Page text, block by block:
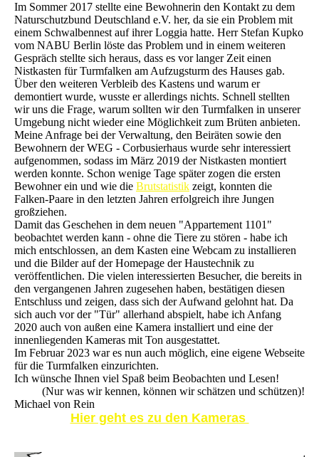
Im Sommer 2017 stellte eine Bewohnerin den Kontakt zu dem
Naturschutzbund Deutschland e.V. her, da sie ein Problem mit
einem Schwalbennest auf ihrer Loggia hatte. Herr Stefan Kupko
vom NABU Berlin löste das Problem und in einem weiteren
Gespräch stellte sich heraus, dass es vor langer Zeit einen
Nistkasten für Turmfalken am Aufzugsturm des Hauses gab.
Über den weiteren Verbleib des Kastens und warum er
demontiert wurde, wusste er allerdings nichts. Schnell stellten
wir uns die Frage, warum sollten wir den Turmfalken in unserer
Umgebung nicht wieder eine Möglichkeit zum Brüten anbieten.
Meine Anfrage bei der Verwaltung, den Beiräten sowie den
Bewohnern der WEG - Corbusierhaus wurde sehr interessiert
aufgenommen, sodass im März 2019 der Nistkasten montiert
werden konnte. Schon wenige Tage später zogen die ersten
Bewohner ein und wie die Brutstatistik zeigt, konnten die
Falken-Paare in den letzten Jahren erfolgreich ihre Jungen
großziehen.
Damit das Geschehen in dem neuen "Appartement 1101"
beobachtet werden kann - ohne die Tiere zu stören - habe ich
mich entschlossen, an dem Kasten eine Webcam zu installieren
und die Bilder auf der Homepage der Haustechnik zu
veröffentlichen. Die vielen interessierten Besucher, die bereits in
den vergangenen Jahren zugesehen haben, bestätigen diesen
Entschluss und zeigen, dass sich der Aufwand gelohnt hat. Da
sich auch vor der "Tür" allerhand abspielt, habe ich Anfang
2020 auch von außen eine Kamera installiert und eine der
innenliegenden Kameras mit Ton ausgestattet.
Im Februar 2023 war es nun auch möglich, eine eigene Webseite
für die Turmfalken einzurichten.
Ich wünsche Ihnen viel Spaß beim Beobachten und Lesen!
(Nur was wir kennen, können wir schätzen und schützen)!
Michael von Rein
Hier geht es zu den Kameras